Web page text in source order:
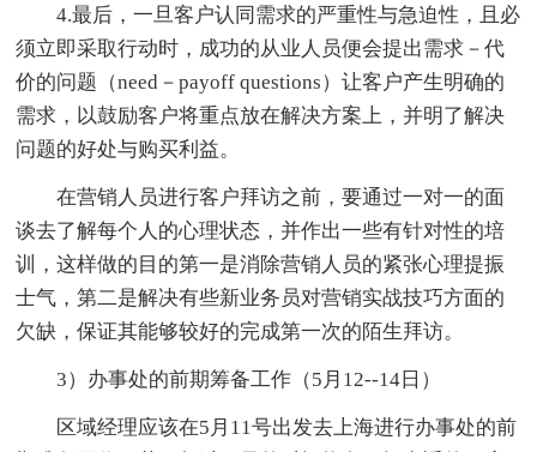
4.最后，一旦客户认同需求的严重性与急迫性，且必
须立即采取行动时，成功的从业人员便会提出需求－代
价的问题（need－payoff questions）让客户产生明确的
需求，以鼓励客户将重点放在解决方案上，并明了解决
问题的好处与购买利益。
在营销人员进行客户拜访之前，要通过一对一的面
谈去了解每个人的心理状态，并作出一些有针对性的培
训，这样做的目的第一是消除营销人员的紧张心理提振
士气，第二是解决有些新业务员对营销实战技巧方面的
欠缺，保证其能够较好的完成第一次的陌生拜访。
3）办事处的前期筹备工作（5月12--14日）
区域经理应该在5月11号出发去上海进行办事处的前